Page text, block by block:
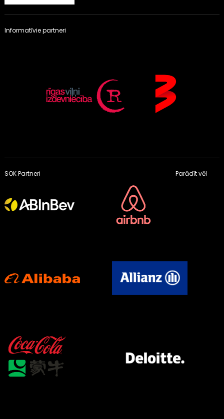
Informatīvie partneri
SOK Partneri Parādīt vēl